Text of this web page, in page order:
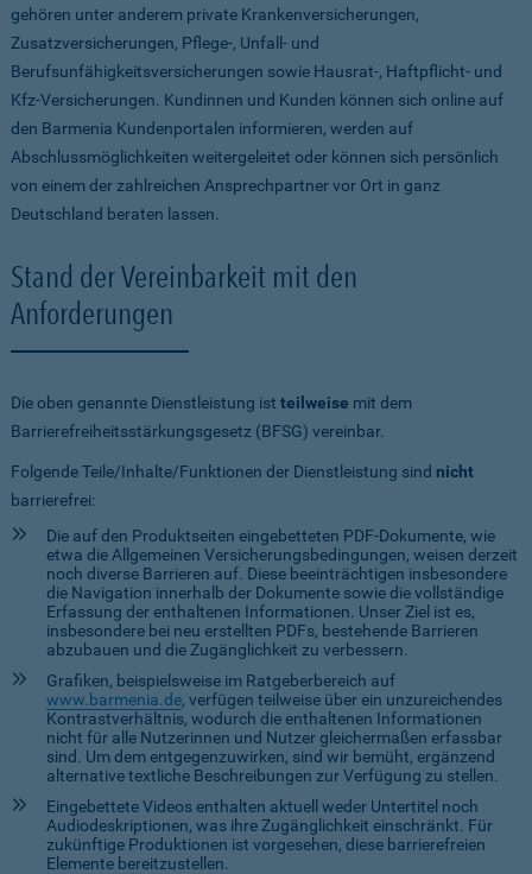
gehören unter anderem private Krankenversicherungen,
Zusatzversicherungen, Pflege-, Unfall- und
Berufsunfähigkeitsversicherungen sowie Hausrat-, Haftpflicht- und
Kfz-Versicherungen. Kundinnen und Kunden können sich online auf
den Barmenia Kundenportalen informieren, werden auf
Abschlussmöglichkeiten weitergeleitet oder können sich persönlich
von einem der zahlreichen Ansprechpartner vor Ort in ganz
Deutschland beraten lassen.
Stand der Vereinbarkeit mit den
Anforderungen
Die oben genannte Dienstleistung ist teilweise mit dem
Barrierefreiheitsstärkungsgesetz (BFSG) vereinbar.
Folgende Teile/Inhalte/Funktionen der Dienstleistung sind nicht
barrierefrei:
Die auf den Produktseiten eingebetteten PDF-Dokumente, wie
etwa die Allgemeinen Versicherungsbedingungen, weisen derzeit
noch diverse Barrieren auf. Diese beeinträchtigen insbesondere
die Navigation innerhalb der Dokumente sowie die vollständige
Erfassung der enthaltenen Informationen. Unser Ziel ist es,
insbesondere bei neu erstellten PDFs, bestehende Barrieren
abzubauen und die Zugänglichkeit zu verbessern.
Grafiken, beispielsweise im Ratgeberbereich auf
www.barmenia.de, verfügen teilweise über ein unzureichendes
Kontrastverhältnis, wodurch die enthaltenen Informationen
nicht für alle Nutzerinnen und Nutzer gleichermaßen erfassbar
sind. Um dem entgegenzuwirken, sind wir bemüht, ergänzend
alternative textliche Beschreibungen zur Verfügung zu stellen.
Eingebettete Videos enthalten aktuell weder Untertitel noch
Audiodeskriptionen, was ihre Zugänglichkeit einschränkt. Für
zukünftige Produktionen ist vorgesehen, diese barrierefreien
Elemente bereitzustellen.